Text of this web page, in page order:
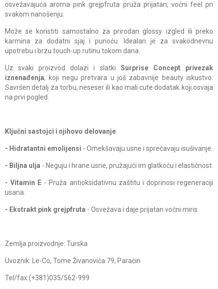
osvežavajuća aroma pink grejpfruta pruža prijatan, voćni feel pri
svakom nanošenju.
Može se koristiti samostalno za prirodan glossy izgled ili preko
karmina za dodatni sjaj i punoću. Idealan je za svakodnevnu
upotrebu i brzu touch-up rutinu tokom dana.
Uz svaki proizvod dolazi i slatki Surprise Concept privezak
iznenađenja, koji negu pretvara u još zabavnije beauty iskustvo.
Savršen detalj za torbu, neseser ili kao mali cute dodatak koji osvaja
na prvi pogled.
Ključni sastojci i njihovo delovanje
- Hidratantni emolijensi - Omekšavaju usne i sprečavaju isušivanje.
- Biljna ulja - Neguju i hrane usne, pružajući im glatkoću i elastičnost.
- Vitamin E - Pruža antioksidativnu zaštitu i doprinosi regeneraciji
usana.
- Ekstrakt pink grejpfruta - Osvežava i daje prijatan voćni miris.
Zemlja proizvodnje: Turska
Uvoznik: Le-Co, Tome Živanovića 79, Paraćin
Tel/fax:(+381)035/562-999